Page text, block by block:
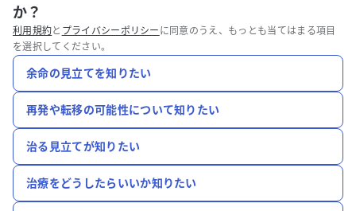
か？
利用規約と プライバシーポリシー に同意のうえ、もっとも当てはまる項目
を選択してください。
余命の見立てを知りたい
再発や転移の可能性について知りたい
治る見立てが知りたい
治療をどうしたらいいか知りたい